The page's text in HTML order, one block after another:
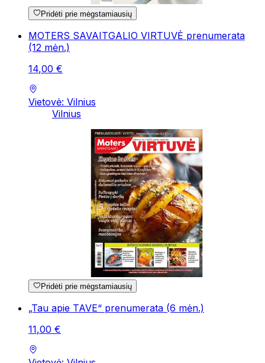
Pridėti prie mėgstamiausių
MOTERS SAVAITGALIO VIRTUVĖ prenumerata
(12 mėn.)
14,00 €
Vietovė: Vilnius
Vilnius
Pridėti prie mėgstamiausių
„Tau apie TAVE“ prenumerata (6 mėn.)
11,00 €